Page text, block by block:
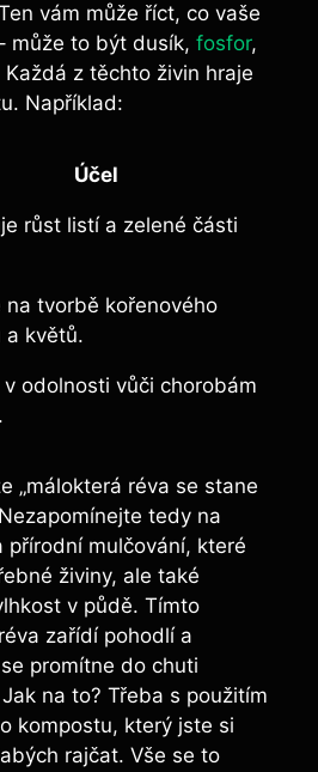
vám může říct, co vaše
může to být dusík, fosfor,
z těchto živin hraje
Například:
Účel
růst listí a zelené části⁤
na tvorbě kořenového
a květů.
v odolnosti vůči chorobám
„málokterá réva se stane
tedy na
přírodní​ mulčování, které
živiny, ale také
v půdě. Tímto
zařídí pohodlí a
promítne do ‌chuti
na to? Třeba s použitím
kompostu, který jste si
rajčat. Vše se to